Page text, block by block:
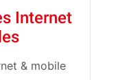
Internet
& mobile